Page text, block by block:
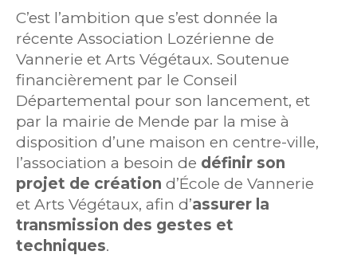
C’est l’ambition que s’est donnée la
récente Association Lozérienne de
Vannerie et Arts Végétaux. Soutenue
financièrement par le Conseil
Départemental pour son lancement, et
par la mairie de Mende par la mise à
disposition d’une maison en centre-ville,
l’association a besoin de définir son
projet de création d’École de Vannerie
et Arts Végétaux, afin d’assurer la
transmission des gestes et
techniques.